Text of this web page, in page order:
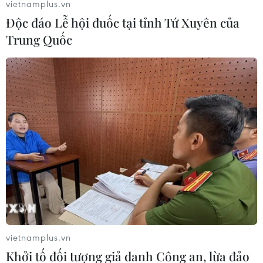
Hàn Quốc mở rộng điều tra nghi vấn
thông đồng giá sang ngành hóa dầu
06/08/2026 06:56
Làn sóng tấn công mạng nhằm vào
các quỹ đầu cơ lớn của Mỹ
06/08/2026 06:47
Meta tung công cụ AI lập trình tự
động cho nhà phát triển
vietnamplus.vn
Độc đáo Lễ hội đuốc tại tỉnh Tứ Xuyên của
Trung Quốc
vietnamplus.vn
Khởi tố đối tượng giả danh Công an, lừa đảo